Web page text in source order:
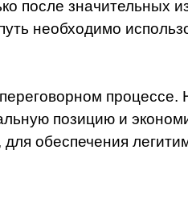
после значительных
необходимо
процессе.
позицию и
обеспечения